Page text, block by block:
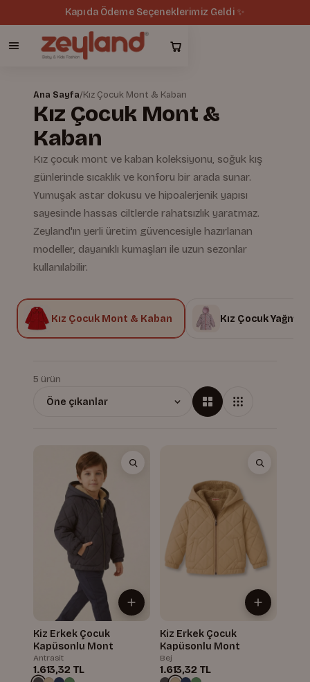
Kapıda Ödeme Seçeneklerimiz Geldi ✨
Ana Sayfa/Kız Çocuk Mont & Kaban
Kız Çocuk Mont &
Kaban
Kız çocuk mont ve kaban koleksiyonu, soğuk kış
günlerinde sıcaklık ve konforu bir arada sunar.
Yumuşak astar dokusu ve hipoalerjenik yapısı
sayesinde hassas ciltlerde rahatsızlık yaratmaz.
Zeyland'ın yerli üretim güvencesiyle hazırlanan
modeller, dayanıklı kumaşları ile uzun sezonlar
kullanılabilir.
Kız Çocuk Mont & Kaban Kız Çocuk
5 ürün
Kiz Erkek Çocuk
Kapüsonlu Mont
Antrasit
1.613,32 TL
Kiz Erkek Çocuk
Kapüsonlu Mont
Bej
1.613,32 TL